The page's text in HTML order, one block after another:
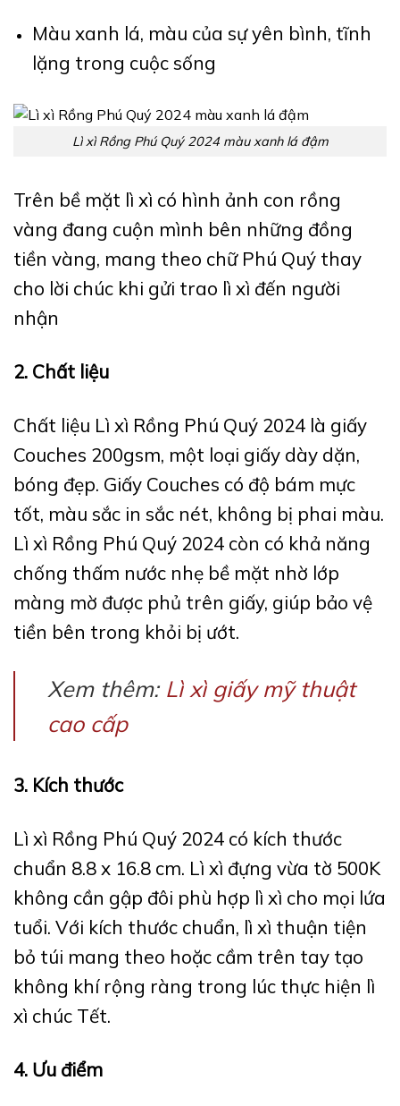
Màu xanh lá, màu của sự yên bình, tĩnh
lặng trong cuộc sống
Lì xì Rồng Phú Quý 2024 màu xanh lá đậm
Trên bề mặt lì xì có hình ảnh con rồng
vàng đang cuộn mình bên những đồng
tiền vàng, mang theo chữ Phú Quý thay
cho lời chúc khi gửi trao lì xì đến người
nhận
2. Chất liệu
Chất liệu Lì xì Rồng Phú Quý 2024 là giấy
Couches 200gsm, một loại giấy dày dặn,
bóng đẹp. Giấy Couches có độ bám mực
tốt, màu sắc in sắc nét, không bị phai màu.
Lì xì Rồng Phú Quý 2024 còn có khả năng
chống thấm nước nhẹ bề mặt nhờ lớp
màng mờ được phủ trên giấy, giúp bảo vệ
tiền bên trong khỏi bị ướt.
Xem thêm: Lì xì giấy mỹ thuật
cao cấp
3. Kích thước
Lì xì Rồng Phú Quý 2024 có kích thước
chuẩn 8.8 x 16.8 cm. Lì xì đựng vừa tờ 500K
không cần gập đôi phù hợp lì xì cho mọi lứa
tuổi. Với kích thước chuẩn, lì xì thuận tiện
bỏ túi mang theo hoặc cầm trên tay tạo
không khí rộng ràng trong lúc thực hiện lì
xì chúc Tết.
4. Ưu điểm